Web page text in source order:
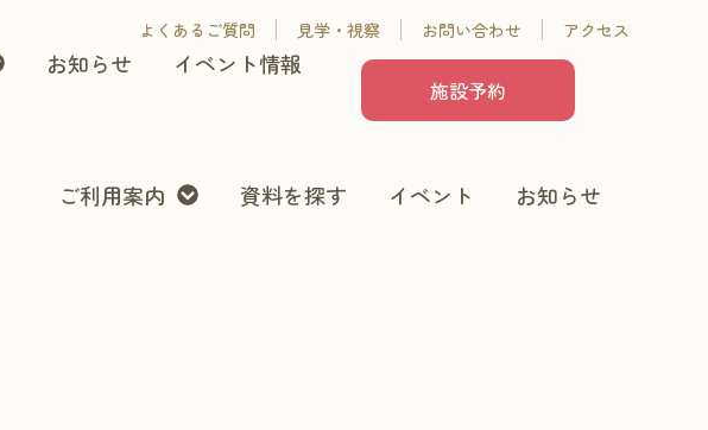
よくあるご質問 見学・視察 お問い合わせ アクセス
お知らせ イベント情報
施設予約
ご利用案内 資料を探す イベント お知らせ